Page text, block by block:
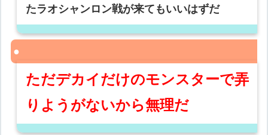
たラオシャンロン戦が来てもいいはずだ
ただデカイだけのモンスターで弄
りようがないから無理だ